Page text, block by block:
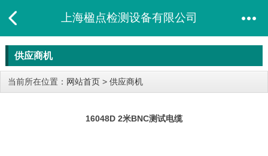
上海楹点检测设备有限公司
供应商机
当前所在位置： 网站首页 > 供应商机
16048D 2米BNC测试电缆